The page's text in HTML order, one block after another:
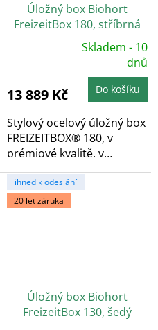
Úložný box Biohort
FreizeitBox 180, stříbrná
metalíza
5,0
z
5
Skladem - 10
dnů
13 889 Kč Do košíku
Stylový ocelový úložný box
FREIZEITBOX® 180, v
prémiové kvalitě, v
provedení stříbrná...
ihned k odeslání
20 let záruka
Úložný box Biohort
FreizeitBox 130, šedý